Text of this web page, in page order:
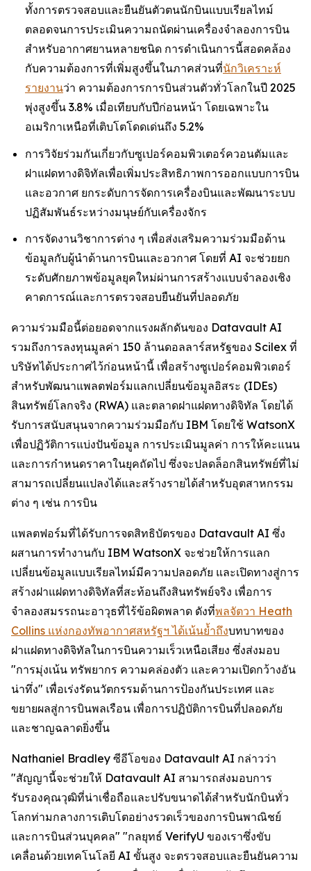
ทั้งการตรวจสอบและยืนยันตัวตนนักบินแบบเรียลไทม์
ตลอดจนการประเมินความถนัดผ่านเครื่องจำลองการบิน
สำหรับอากาศยานหลายชนิด การดำเนินการนี้สอดคล้อง
กับความต้องการที่เพิ่มสูงขึ้นในภาคส่วนที่นักวิเคราะห์
รายงานว่า ความต้องการการบินส่วนตัวทั่วโลกในปี 2025
พุ่งสูงขึ้น 3.8% เมื่อเทียบกับปีก่อนหน้า โดยเฉพาะใน
อเมริกาเหนือที่เติบโตโดดเด่นถึง 5.2%
การวิจัยร่วมกันเกี่ยวกับซูเปอร์คอมพิวเตอร์ควอนตัมและ
ฝาแฝดทางดิจิทัลเพื่อเพิ่มประสิทธิภาพการออกแบบการบิน
และอวกาศ ยกระดับการจัดการเครื่องบินและพัฒนาระบบ
ปฏิสัมพันธ์ระหว่างมนุษย์กับเครื่องจักร
การจัดงานวิชาการต่าง ๆ เพื่อส่งเสริมความร่วมมือด้าน
ข้อมูลกับผู้นำด้านการบินและอวกาศ โดยที่ AI จะช่วยยก
ระดับศักยภาพข้อมูลยุคใหม่ผ่านการสร้างแบบจำลองเชิง
คาดการณ์และการตรวจสอบยืนยันที่ปลอดภัย
ความร่วมมือนี้ต่อยอดจากแรงผลักดันของ Datavault AI
รวมถึงการลงทุนมูลค่า 150 ล้านดอลลาร์สหรัฐของ Scilex ที่
บริษัทได้ประกาศไว้ก่อนหน้านี้ เพื่อสร้างซูเปอร์คอมพิวเตอร์
สำหรับพัฒนาแพลตฟอร์มแลกเปลี่ยนข้อมูลอิสระ (IDEs)
สินทรัพย์โลกจริง (RWA) และตลาดฝาแฝดทางดิจิทัล โดยได้
รับการสนับสนุนจากความร่วมมือกับ IBM โดยใช้ WatsonX
เพื่อปฏิวัติการแบ่งปันข้อมูล การประเมินมูลค่า การให้คะแนน
และการกำหนดราคาในยุคถัดไป ซึ่งจะปลดล็อกสินทรัพย์ที่ไม่
สามารถเปลี่ยนแปลงได้และสร้างรายได้สำหรับอุตสาหกรรม
ต่าง ๆ เช่น การบิน
แพลตฟอร์มที่ได้รับการจดสิทธิบัตรของ Datavault AI ซึ่ง
ผสานการทำงานกับ IBM WatsonX จะช่วยให้การแลก
เปลี่ยนข้อมูลแบบเรียลไทม์มีความปลอดภัย และเปิดทางสู่การ
สร้างฝาแฝดทางดิจิทัลที่สะท้อนถึงสินทรัพย์จริง เพื่อการ
จำลองสมรรถนะอาวุธที่ไร้ข้อผิดพลาด ดังที่พลจัตวา Heath
Collins แห่งกองทัพอากาศสหรัฐฯ ได้เน้นย้ำถึงบทบาทของ
ฝาแฝดทางดิจิทัลในการบินความเร็วเหนือเสียง ซึ่งส่งมอบ
"การมุ่งเน้น ทรัพยากร ความคล่องตัว และความเปิดกว้างอัน
น่าทึ่ง" เพื่อเร่งรัดนวัตกรรมด้านการป้องกันประเทศ และ
ขยายผลสู่การบินพลเรือน เพื่อการปฏิบัติการบินที่ปลอดภัย
และชาญฉลาดยิ่งขึ้น
Nathaniel Bradley ซีอีโอของ Datavault AI กล่าวว่า
"สัญญานี้จะช่วยให้ Datavault AI สามารถส่งมอบการ
รับรองคุณวุฒิที่น่าเชื่อถือและปรับขนาดได้สำหรับนักบินทั่ว
โลกท่ามกลางการเติบโตอย่างรวดเร็วของการบินพาณิชย์
และการบินส่วนบุคคล" "กลยุทธ์ VerifyU ของเราซึ่งขับ
เคลื่อนด้วยเทคโนโลยี AI ขั้นสูง จะตรวจสอบและยืนยันความ